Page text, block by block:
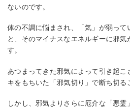
ないのです。
体の不調に悩まされ、「気」が弱って
と、そのマイナスなエネルギーに邪気
す。
あつまってきた邪気によって引き起こ
キをもちいた「邪気切り」で断ち切る
しかし、邪気よりさらに厄介な「悪